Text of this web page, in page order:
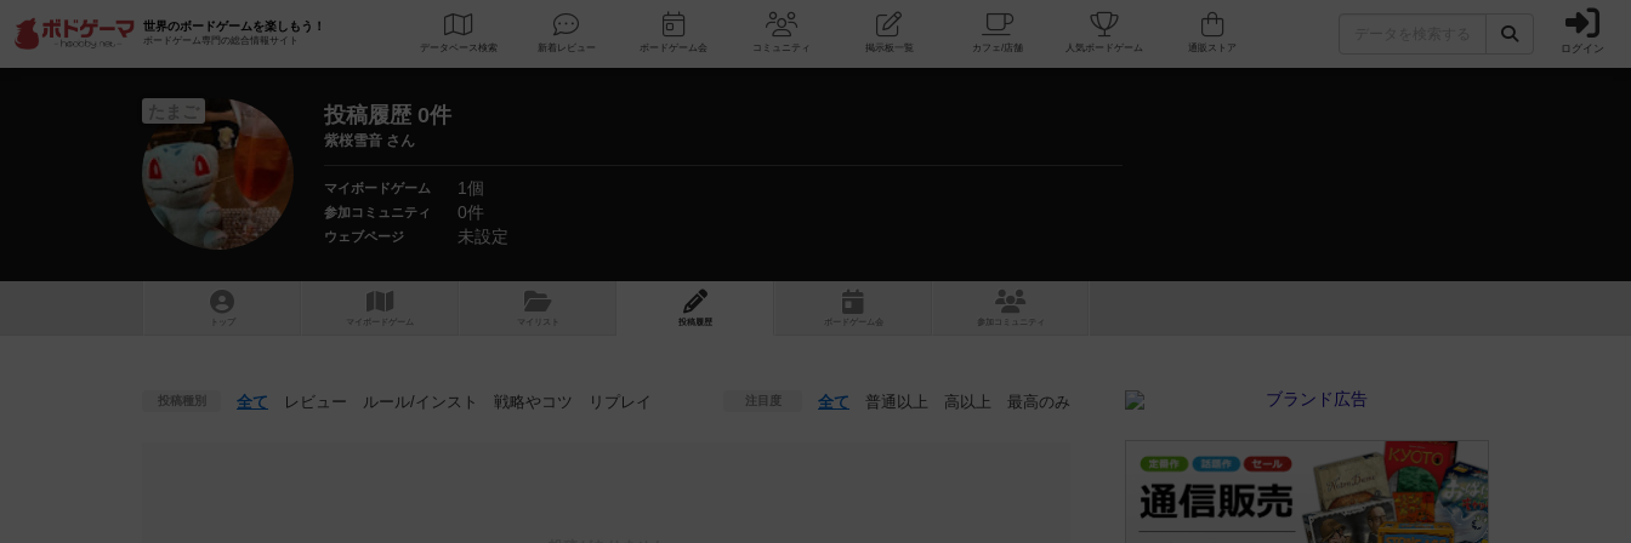
世界のボードゲームを楽しもう！
ボードゲーム専門の総合情報サイト
データベース 検索 新着レビュー ボードゲーム会 コミュニティ 掲示板一覧 カフェ/店舗 人気ボードゲーム ログイン
たまご 投稿履歴 0件
紫桜雪音 さん
マイボードゲーム 1個
参加コミュニティ 0件
ウェブページ 未設定
トップ マイボードゲーム マイリスト 投稿履歴 ボ ドゲ ーム コミュニティ
投稿種別 全て レビュー ルール/インスト 戦略やコツ リプレイ 注目度 全て 普通以上 高以上 最高のみ